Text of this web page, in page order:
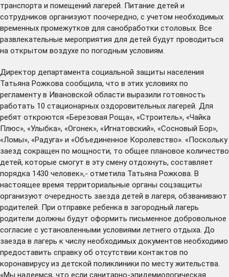
транспорта и помещений лагерей. Питание детей и
сотрудников организуют поочередно, с учетом необходимых
временных промежутков для санобработки столовых. Все
развлекательные мероприятия для детей будут проводиться
на открытом воздухе по погодным условиям.
Директор департамента социальной защиты населения
Татьяна Рожкова сообщила, что в этих условиях по
регламенту в Ивановской области выразили готовность
работать 10 стационарных оздоровительных лагерей. Для
ребят откроются «Березовая Роща», «Строитель», «Чайка
Плюс», «Улыбка», «Огонек», «Игнатовский», «Сосновый Бор»,
«Ломы», «Радуга» и «Объединенное Королевство». «Поскольку
заезд сокращен по мощности, то общее плановое количество
детей, которые смогут в эту смену отдохнуть, составляет
порядка 1430 человек»,- отметила Татьяна Рожкова. В
настоящее время территориальные органы соцзащиты
организуют очередность заезда детей в лагеря, обзванивают
родителей. При отправке ребенка в загородный лагерь
родители должны будут оформить письменное добровольное
согласие с установленными условиями летнего отдыха. До
заезда в лагерь к числу необходимых документов необходимо
предоставить справку об отсутствии контактов по
коронавирусу из детской поликлиники по месту жительства.
«Мы надеемся, что если санитарно-эпидемиологическая